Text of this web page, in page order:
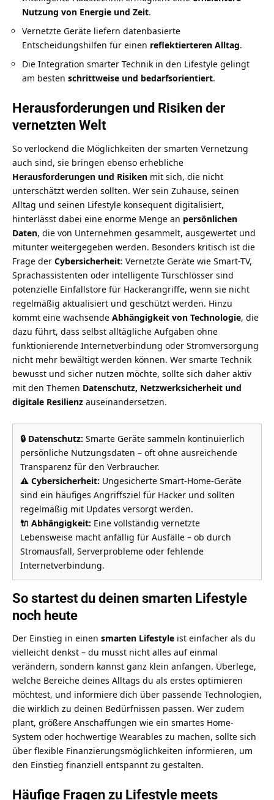
Nutzung von Energie und Zeit.
Vernetzte Geräte liefern datenbasierte
Entscheidungshilfen für einen reflektierteren Alltag.
Die Integration smarter Technik in den Lifestyle gelingt
am besten schrittweise und bedarfsorientiert.
Herausforderungen und Risiken der
vernetzten Welt
So verlockend die Möglichkeiten der smarten Vernetzung
auch sind, sie bringen ebenso erhebliche
Herausforderungen und Risiken mit sich, die nicht
unterschätzt werden sollten. Wer sein Zuhause, seinen
Alltag und seinen Lifestyle konsequent digitalisiert,
hinterlässt dabei eine enorme Menge an persönlichen
Daten, die von Unternehmen gesammelt, ausgewertet und
mitunter weitergegeben werden. Besonders kritisch ist die
Frage der Cybersicherheit: Vernetzte Geräte wie Smart-TV,
Sprachassistenten oder intelligente Türschlösser sind
potenzielle Einfallstore für Hackerangriffe, wenn sie nicht
regelmäßig aktualisiert und geschützt werden. Hinzu
kommt eine wachsende Abhängigkeit von Technologie, die
dazu führt, dass selbst alltägliche Aufgaben ohne
funktionierende Internetverbindung oder Stromversorgung
nicht mehr bewältigt werden können. Wer smarte Technik
bewusst und sicher nutzen möchte, sollte sich daher aktiv
mit den Themen Datenschutz, Netzwerksicherheit und
digitale Resilienz auseinandersetzen.
🔒 Datenschutz: Smarte Geräte sammeln kontinuierlich
persönliche Nutzungsdaten – oft ohne ausreichende
Transparenz für den Verbraucher.
⚠️ Cybersicherheit: Ungesicherte Smart-Home-Geräte
sind ein häufiges Angriffsziel für Hacker und sollten
regelmäßig mit Updates versorgt werden.
🔌 Abhängigkeit: Eine vollständig vernetzte
Lebensweise macht anfällig für Ausfälle – ob durch
Stromausfall, Serverprobleme oder fehlende
Internetverbindung.
So startest du deinen smarten Lifestyle
noch heute
Der Einstieg in einen smarten Lifestyle ist einfacher als du
vielleicht denkst – du musst nicht alles auf einmal
verändern, sondern kannst ganz klein anfangen. Überlege,
welche Bereiche deines Alltags du als erstes optimieren
möchtest, und informiere dich über passende Technologien,
die wirklich zu deinen Bedürfnissen passen. Wer zudem
plant, größere Anschaffungen wie ein smartes Home-
System oder hochwertige Wearables zu machen, sollte sich
über flexible Finanzierungsmöglichkeiten informieren, um
den Einstieg finanziell entspannt zu gestalten.
Häufige Fragen zu Lifestyle meets